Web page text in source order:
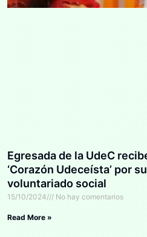
Egresada de la UdeC
‘Corazón Udeceísta’ por
voluntariado social
15/10/2024 No hay comentarios
Read More »